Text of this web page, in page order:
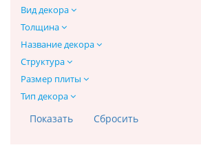
Вид декора
Толщина
Название декора
Структура
Размер плиты
Тип декора